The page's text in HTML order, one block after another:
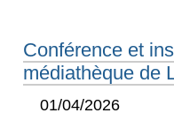
Conférence et
médiathèque de
01/04/2026